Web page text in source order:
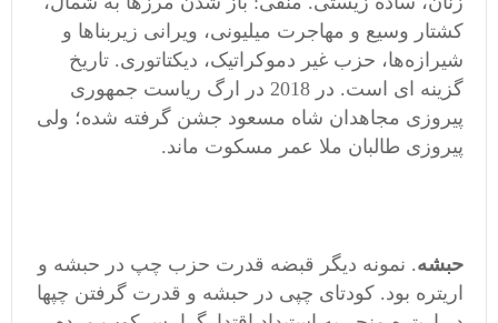
کشتار وسیع و مهاجرت میلیونی، ویرانی زیربناها و
شیرازه‌ها، حزب غیر دموکراتیک، دیکتاتوری. تاریخ
گزینه ای است. در 2018 در ارگ ریاست جمهوری
پیروزی مجاهدان شاه مسعود جشن گرفته شده؛ ولی
پیروزی طالبان ملا عمر مسکوت ماند.
حبشه. نمونه دیگر قبضه قدرت حزب چپ در حبشه و
اریتره بود. کودتای چپی در حبشه و قدرت گرفتن چپها